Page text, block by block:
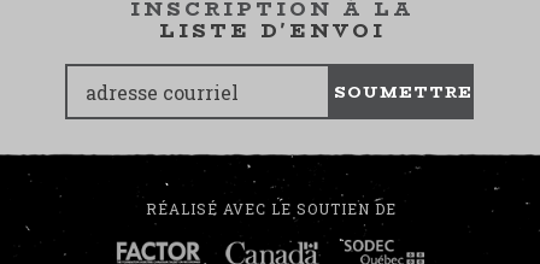
INSCRIPTION À LA
LISTE D'ENVOI
SOUMETTRE
RÉALISÉ AVEC LE SOUTIEN DE